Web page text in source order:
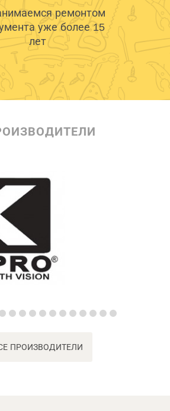
ремонтом
уже более 15
лет
ПРОИЗВОДИТЕЛИ